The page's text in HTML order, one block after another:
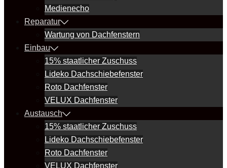
Medienecho
Reparatur
Wartung von Dachfenstern
Einbau
15% staatlicher Zuschuss
Lideko Dachschiebefenster
Roto Dachfenster
VELUX Dachfenster
Austausch
15% staatlicher Zuschuss
Lideko Dachschiebefenster
Roto Dachfenster
VELUX Dachfenster